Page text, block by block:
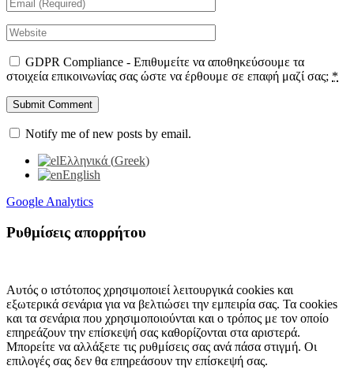
GDPR Compliance - Επιθυμείτε να αποθηκεύσουμε τα
στοιχεία επικοινωνίας σας ώστε να έρθουμε σε επαφή μαζί σας; *
Notify me of new posts by email.
Ελληνικά (Greek)
English
Google Analytics
Ρυθμίσεις απορρήτου
Αυτός ο ιστότοπος χρησιμοποιεί λειτουργικά cookies και
εξωτερικά σενάρια για να βελτιώσει την εμπειρία σας. Τα cookies
και τα σενάρια που χρησιμοποιούνται και ο τρόπος με τον οποίο
επηρεάζουν την επίσκεψή σας καθορίζονται στα αριστερά.
Μπορείτε να αλλάξετε τις ρυθμίσεις σας ανά πάσα στιγμή. Οι
επιλογές σας δεν θα επηρεάσουν την επίσκεψή σας.